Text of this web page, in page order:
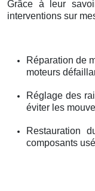
Grâce à leur
interventions sur
Réparation de
moteurs
Réglage des
éviter les
Restauration
composants